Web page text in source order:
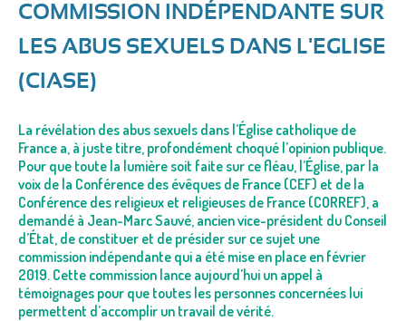
COMMISSION INDÉPENDANTE SUR
LES ABUS SEXUELS DANS L'EGLISE
(CIASE)
La révélation des abus sexuels dans l’Église catholique de
France a, à juste titre, profondément choqué l’opinion publique.
Pour que toute la lumière soit faite sur ce fléau, l’Église, par la
voix de la Conférence des évêques de France (CEF) et de la
Conférence des religieux et religieuses de France (CORREF), a
demandé à Jean-Marc Sauvé, ancien vice-président du Conseil
d’État, de constituer et de présider sur ce sujet une
commission indépendante qui a été mise en place en février
2019. Cette commission lance aujourd’hui un appel à
témoignages pour que toutes les personnes concernées lui
permettent d’accomplir un travail de vérité.